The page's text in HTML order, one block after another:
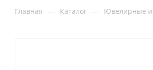
Главная — Каталог — Ювелирные